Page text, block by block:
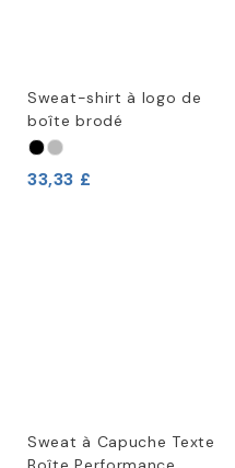
Sweat-shirt à logo de
boîte brodé
33,33 £
Sweat à Capuche Texte